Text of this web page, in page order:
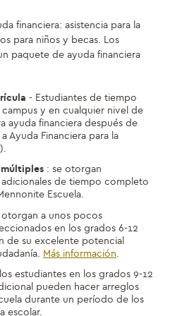
financiera: asistencia para la
para niños y becas. Los
paquete de ayuda financiera
- Estudiantes de tiempo
y en cualquier nivel de
ayuda financiera después de
Ayuda Financiera para la
: se otorgan
de tiempo completo
Escuela.
otorgan a unos pocos
en los grados 6-12
de su excelente potencial
Más información.
estudiantes en los grados 9-12
pueden hacer arreglos
durante un período de los
escolar.